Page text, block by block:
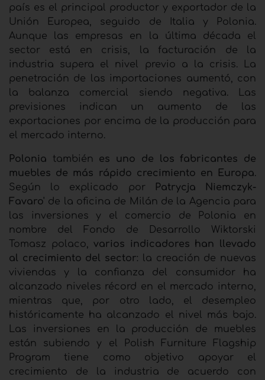
país es el principal productor y exportador de la
Unión Europea, seguido de Italia y Polonia.
Aunque las empresas en la última década el
sector está en crisis, la facturación de la
industria supera el nivel previo a la crisis. La
penetración de las importaciones aumentó, con
la balanza comercial siendo negativa. Las
previsiones indican un aumento de las
exportaciones por encima de la producción para
el mercado interno.
Polonia también es uno de los fabricantes de
muebles de más rápido crecimiento en Europa.
Según lo explicado por
Patrycja Niemczyk-
Favaro' de la oficina de Milán de la Agencia para
las inversiones y el comercio de Polonia en
nombre del Fondo de Desarrollo Wiktorski
Tomasz polaco,varios indicadores han llevado
al crecimiento del sector: la creación de nuevas
viviendas y la confianza del consumidor ha
alcanzado niveles récord en el mercado interno,
mientras que, por otro lado, el desempleo
históricamente ha alcanzado el nivel más bajo.
Las inversiones en la producción de muebles
están subiendo y el Polish Furniture Flagship
Program tiene como objetivo apoyar el
crecimiento de la industria de acuerdo con